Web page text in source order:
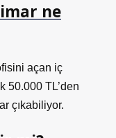
ne
açan iç
50.000 TL’den
çıkabiliyor.